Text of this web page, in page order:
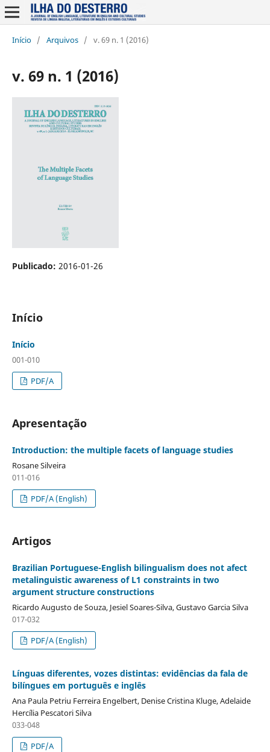
Início / Arquivos / v. 69 n. 1 (2016)
v. 69 n. 1 (2016)
Publicado: 2016-01-26
Início
Início
001-010
PDF/A
Apresentação
Introduction: the multiple facets of language studies
Rosane Silveira
011-016
PDF/A (English)
Artigos
Brazilian Portuguese-English bilingualism does not afect
metalinguistic awareness of L1 constraints in two
argument structure constructions
Ricardo Augusto de Souza, Jesiel Soares-Silva, Gustavo Garcia Silva
017-032
PDF/A (English)
Línguas diferentes, vozes distintas: evidências da fala de
bilíngues em português e inglês
Ana Paula Petriu Ferreira Engelbert, Denise Cristina Kluge, Adelaide
Hercília Pescatori Silva
033-048
PDF/A